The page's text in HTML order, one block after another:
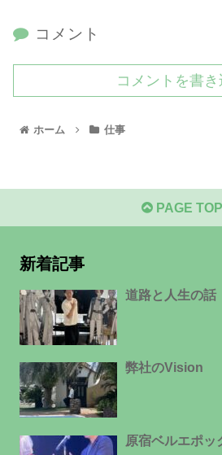
コメント
コメントを書き
ホーム 仕事
PAGE TOP
新着記事
道路と人生の話
弊社のVision
原宿ベルエポッ